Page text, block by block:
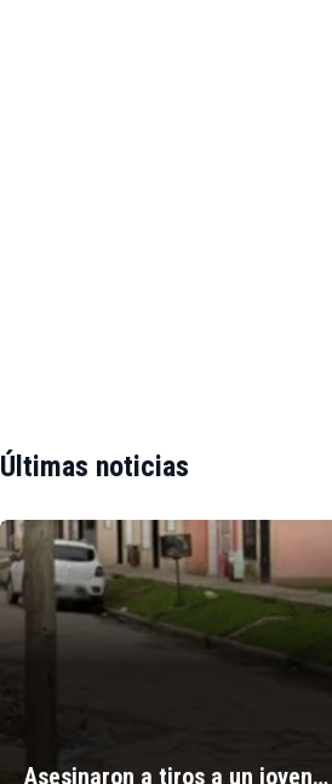
Últimas noticias
Asesinaron a tiros a un joven…